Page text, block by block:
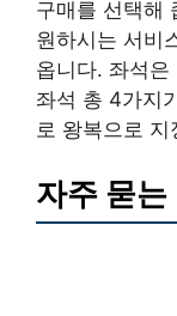
구매를 선택해
원하시는 서비
옵니다. 좌석
좌석 총 4가지
로 왕복으로 지
자주 묻는